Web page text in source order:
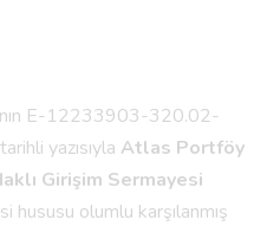
E-12233903-320.02-
yazısıyla Atlas Portföy
Girişim Sermayesi
hususu olumlu karşılanmış